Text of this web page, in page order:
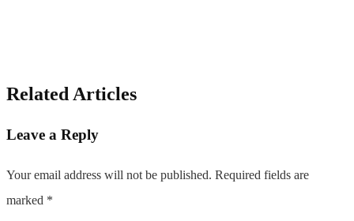
Related Articles
Leave a Reply
Your email address will not be published. Required fields are
marked *